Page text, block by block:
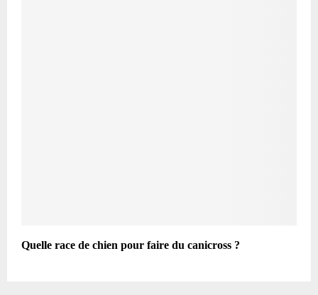
Quelle race de chien pour faire du canicross ?